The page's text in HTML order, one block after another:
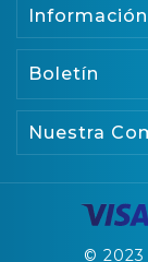
Boletín
Nuestra
© 2023